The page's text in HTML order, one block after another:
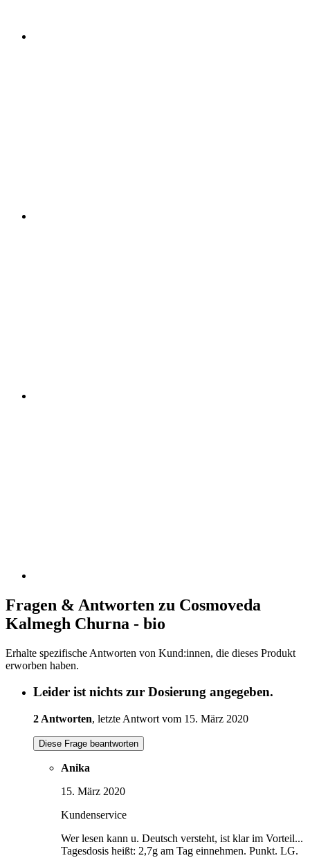
Fragen & Antworten zu Cosmoveda
Kalmegh Churna - bio
Erhalte spezifische Antworten von Kund:innen, die dieses Produkt
erworben haben.
Leider ist nichts zur Dosierung angegeben.
2 Antworten, letzte Antwort vom 15. März 2020
Diese Frage beantworten
Anika
15. März 2020
Kundenservice
Wer lesen kann u. Deutsch versteht, ist klar im Vorteil...
Tagesdosis heißt: 2,7g am Tag einnehmen. Punkt. LG.